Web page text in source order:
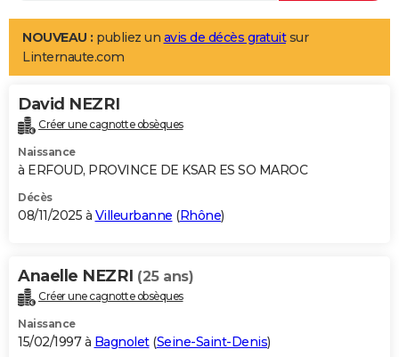
LIFESTYLE
Art de vivre
Bien-être
Loisirs
Mode
Modes de vie
Alimentation
Guide de la santé
Maladies
Médicaments
Sommeil
VOYAGE
Destinations
City break
Voyage nature
Voyage de noces
Forum
Climat
+PHOTO
GUIDES D'ACHAT
BONS PLANS
Carte de Noël
Carte Bonne année
Carte Saint-Valentin
Carte Pâques
Carte d'anniversaire
DICTIONNAIRE
Dictionnaire
Biographies
Citations
Expressions
Proverbes
PROGRAMME TV
NOUVEAU : publiez un avis de décès gratuitsur
Linternaute.com
David NEZRI
Créer une cagnotte obsèques
Naissance
à ERFOUD, PROVINCE DE KSAR ES SO MAROC
Décès
08/11/2025 à Villeurbanne (Rhône)
Anaelle NEZRI (25 ans)
Créer une cagnotte obsèques
Naissance
15/02/1997 à Bagnolet(Seine-Saint-Denis)